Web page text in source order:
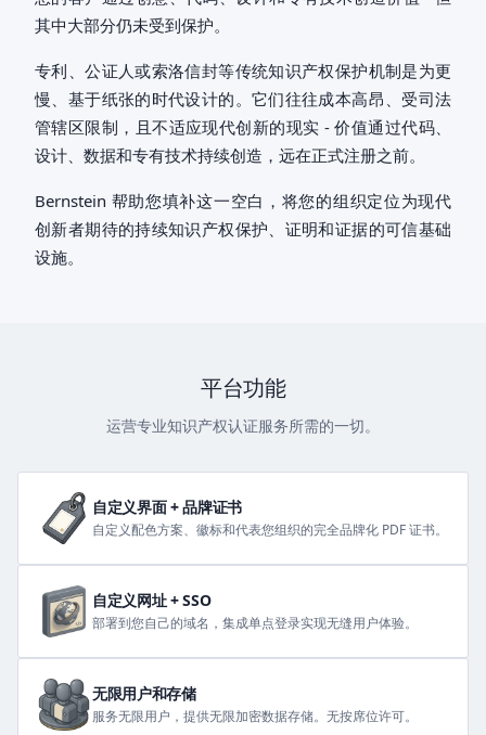
其中大部分仍未受到保护。
专利、公证人或索洛信封等传统知识产权保护机制是为更
慢、基于纸张的时代设计的。它们往往成本高昂、受司法
管辖区限制，且不适应现代创新的现实 - 价值通过代码、
设计、数据和专有技术持续创造，远在正式注册之前。
Bernstein 帮助您填补这一空白，将您的组织定位为现代
创新者期待的持续知识产权保护、证明和证据的可信基础
设施。
平台功能
运营专业知识产权认证服务所需的一切。
自定义界面 + 品牌证书
自定义配色方案、徽标和代表您组织的完全品牌化 PDF 证书。
自定义网址 + SSO
部署到您自己的域名，集成单点登录实现无缝用户体验。
无限用户和存储
服务无限用户，提供无限加密数据存储。无按席位许可。